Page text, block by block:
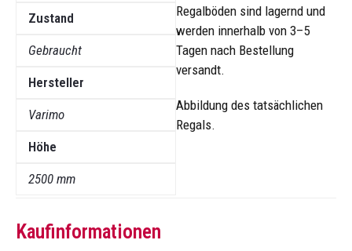
Zustand
Gebraucht
Hersteller
Varimo
Höhe
2500 mm
Regalböden sind lagernd und
werden innerhalb von 3–5
Tagen nach Bestellung
versandt.
Abbildung des tatsächlichen
Regals.
Kaufinformationen